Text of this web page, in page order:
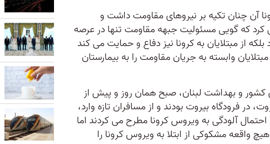
آن چنان تکیه بر نیروهای مقاومت داشت و
کرد که گویی مسئولیت جبهه مقاومت تنها در عرصه
از مبتلایان به کرونا نیز دفاع و حمایت می کند
وابسته به جریان مقاومت را به بیمارستان
کشور و بهداشت لبنان، صبح همان روز و پیش از
در فرودگاه بیروت بودند و از مسافران تازه وارد،
آلودگی به ویروس کرونا مطرح می کردند اما
واقعه مشکوکی از ابتلا به ویروس کرونا را